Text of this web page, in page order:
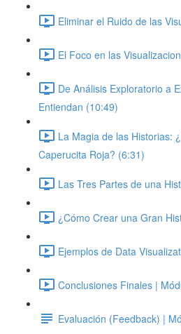
Eliminar el Ruido de las
El Foco en las
De Análisis Exploratorio a
Entiendan (10:49)
La Magia de las Historias:
Caperucita Roja? (6:31)
Las Tres Partes de una
¿Cómo Crear una Gran
Ejemplos de Data
Conclusiones Finales |
Evaluación (Feedback) |